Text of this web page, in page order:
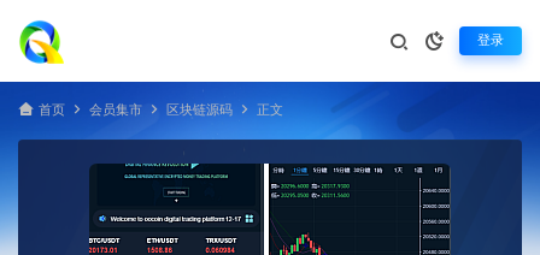
登录
首页 会员集市 区块链源码 正文